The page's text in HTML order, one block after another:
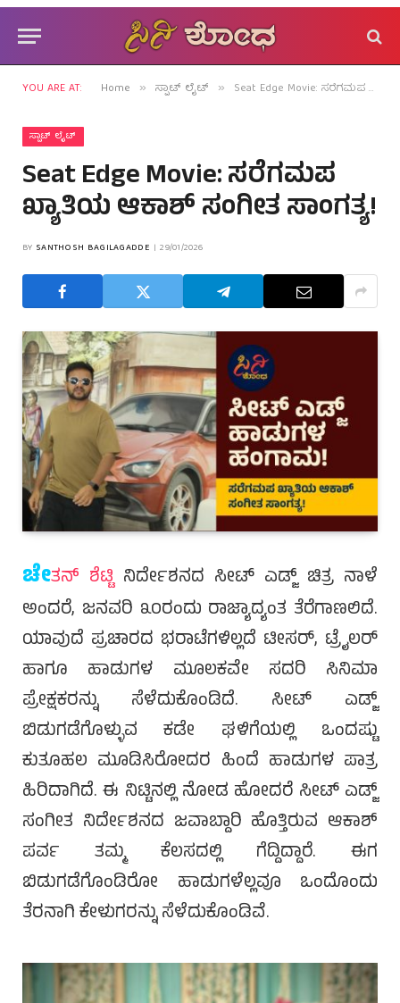
YOU ARE AT: Home » ಸ್ಪಾಟ್ ಲೈಟ್ » Seat Edge Movie: ಸರೆಗಮಪ ಖ್ಯಾತಿಯ ಆಕಾಶ್ ಸಂಗೀತ ಸಾಂಗತ್ಯ!
ಸ್ಪಾಟ್ ಲೈಟ್
Seat Edge Movie: ಸರೆಗಮಪ
ಖ್ಯಾತಿಯ ಆಕಾಶ್ ಸಂಗೀತ ಸಾಂಗತ್ಯ!
BY SANTHOSH BAGILAGADDE 29/01/2026
ಚೇತನ್ ಶೆಟ್ಟಿನಿರ್ದೇಶನದ ಸೀಟ್ ಎಡ್ಜ್ ಚಿತ್ರ ನಾಳೆ
ಅಂದರೆ, ಜನವರಿ ೩೦ರಂದು ರಾಜ್ಯಾದ್ಯಂತ ತೆರೆಗಾಣಲಿದೆ.
ಯಾವುದೆ ಪ್ರಚಾರದ ಭರಾಟೆಗಳಿಲ್ಲದೆ ಟೀಸರ್, ಟ್ರೈಲರ್
ಹಾಗೂ ಹಾಡುಗಳ ಮೂಲಕವೇ ಸದರಿ ಸಿನಿಮಾ
ಪ್ರೇಕ್ಷಕರನ್ನು ಸೆಳೆದುಕೊಂಡಿದೆ. ಸೀಟ್ ಎಡ್ಜ್
ಬಿಡುಗಡೆಗೊಳ್ಳುವ ಕಡೇ ಘಳಿಗೆಯಲ್ಲಿ ಒಂದಷ್ಟು
ಕುತೂಹಲ ಮೂಡಿಸಿರೋದರ ಹಿಂದೆ ಹಾಡುಗಳ ಪಾತ್ರ
ಹಿರಿದಾಗಿದೆ. ಈ ನಿಟ್ಟಿನಲ್ಲಿ ನೋಡ ಹೋದರೆ ಸೀಟ್ ಎಡ್ಜ್
ಸಂಗೀತ ನಿರ್ದೇಶನದ ಜವಾಬ್ದಾರಿ ಹೊತ್ತಿರುವ ಆಕಾಶ್
ಪರ್ವ ತಮ್ಮ ಕೆಲಸದಲ್ಲಿ ಗೆದ್ದಿದ್ದಾರೆ. ಈಗ
ಬಿಡುಗಡೆಗೊಂಡಿರೋ ಹಾಡುಗಳೆಲ್ಲವೂ ಒಂದೊಂದು
ತೆರನಾಗಿ ಕೇಳುಗರನ್ನು ಸೆಳೆದುಕೊಂಡಿವೆ.